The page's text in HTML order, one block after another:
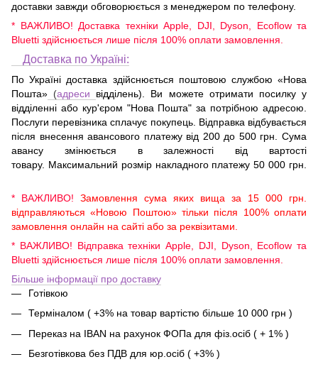
доставки завжди обговорюється з менеджером по телефону.
* ВАЖЛИВО! Доставка техніки Apple, DJI, Dyson, Ecoflow та
Bluetti здійснюється лише після 100% оплати замовлення.
Доставка по Україні:
По Україні доставка здійснюється поштовою службою «Нова
Пошта» (адреси
відділень). Ви можете отримати посилку у
відділенні або кур'єром "Нова Пошта" за потрібною адресою.
Послуги перевізника сплачує покупець. Відправка відбувається
після внесення авансового платежу від 200 до 500 грн. Сума
авансу змінюється в залежності від вартості
товару. Максимальний розмір накладного платежу 50 000 грн.
* ВАЖЛИВО! Замовлення сума яких вища за 15 000 грн.
відправляються «Новою Поштою» тільки після 100% оплати
замовлення онлайн на сайті або за реквізитами.
* ВАЖЛИВО! Відправка техніки Apple, DJI, Dyson, Ecoflow та
Bluetti здійснюється лише після 100% оплати замовлення.
Більше інформації про доставку
Готівкою
Терміналом ( +3% на товар вартістю більше 10 000 грн )
Переказ на IBAN на рахунок ФОПа для фіз.осіб ( + 1% )
Безготівкова без ПДВ для юр.осіб ( +3% )